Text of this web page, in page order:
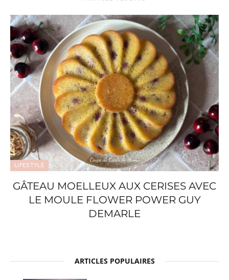
LIFESTYLE
GÂTEAU MOELLEUX AUX CERISES AVEC
LE MOULE FLOWER POWER GUY
DEMARLE
ARTICLES POPULAIRES